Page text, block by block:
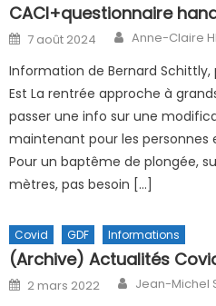
CACI+questionnaire
Posted on
7 août 2024 Author
Anne-Claire
Information de Bernard Schittly,
Est La rentrée approche à
passer une info sur une
maintenant pour les personnes
Pour un baptême de plongée,
mètres, pas besoin […]
Covid GDF Informations
(Archive) Actualités
Posted on
2 mars 2022 Author
Jean-Michel